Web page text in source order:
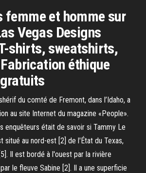
femme et homme sur
Vegas Designs
shirts, sweatshirts,
éthique
du comté de Fremont, dans l’Idaho, a
au site Internet du magazine «People».
enquêteurs était de savoir si Tammy Le
situé au nord-est [2] de l'État du Texas,
Il est bordé à l'ouest par la rivière
le fleuve Sabine [2]. Il a une superficie